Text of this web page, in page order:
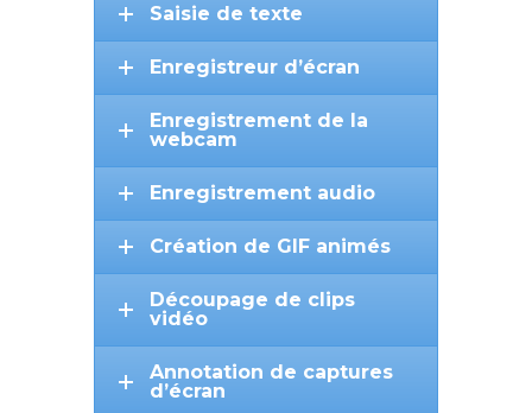
Saisie de texte
Enregistreur d’écran
Enregistrement de la
webcam
Enregistrement audio
Création de GIF animés
Découpage de clips
vidéo
Annotation de captures
d’écran